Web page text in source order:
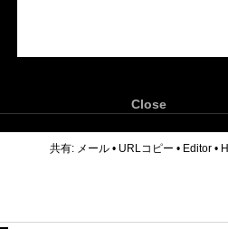
Close
共有: メール • URLコピー • Editor •